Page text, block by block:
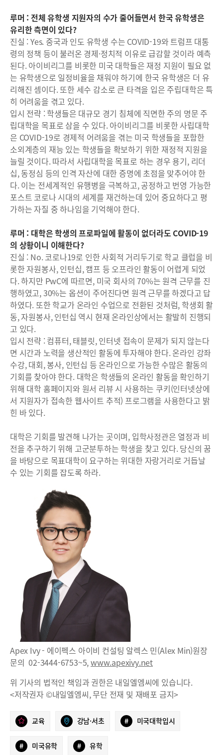
루머 : 전체 유학생 지원자의 수가 줄어들면서 한국 유학생은
유리한 측면이 있다?
진실 : Yes. 중국과 인도 유학생 수는 COVID-19와 트럼프 대통
령의 정책 등이 불러온 경제·정치적 이유로 급감할 것이라 예측
된다. 아이비리그를 비롯한 미국 대학들은 재정 지원이 필요 없
는 유학생으로 일정비율을 채워야 하기에 한국 유학생은 더 유
리해진 셈이다. 또한 세수 감소로 큰 타격을 입은 주립대학은 특
히 어려움을 겪고 있다.
입시 전략 : 학생들은 대규모 경기 침체에 직면한 주의 명문 주
립대학을 목표로 삼을 수 있다. 아이비리그를 비롯한 사립대학
은 COVID-19로 경제적 어려움을 겪는 미국 학생들을 포함한
소외계층의 재능 있는 학생들을 확보하기 위한 재정적 지원을
늘릴 것이다. 따라서 사립대학을 목표로 하는 경우 용기, 리더
십, 동정심 등의 인격 자산에 대한 증명에 초점을 맞추어야 한
다. 이는 전세계적인 유행병을 극복하고, 공정하고 번영 가능한
포스트 코로나 시대의 세계를 재건하는데 있어 중요하다고 평
가하는 자질 중 하나임을 기억해야 한다.
루머 : 대학은 학생의 프로파일에 활동이 없더라도 COVID-19
의 상황이니 이해한다?
진실 : No. 코로나19로 인한 사회적 거리두기로 학교 클럽을 비
롯한 자원봉사, 인턴십, 캠프 등 오프라인 활동이 어렵게 되었
다. 하지만 PwC에 따르면, 미국 회사의 70%는 원격 근무를 진
행하였고, 30%는 옵션이 주어진다면 원격 근무를 하겠다고 답
하였다. 또한 학교가 온라인 수업으로 전환된 것처럼, 학생회 활
동, 자원봉사, 인턴십 역시 현재 온라인상에서는 활발히 진행되
고 있다.
입시 전략 : 컴퓨터, 태블릿, 인터넷 접속이 문제가 되지 않는다
면 시간과 노력을 생산적인 활동에 투자해야 한다. 온라인 강좌
수강, 대회, 봉사, 인턴십 등 온라인으로 가능한 수많은 활동의
기회를 찾아야 한다. 대학은 학생들의 온라인 활동을 확인하기
위해 대학 홈페이지와 원서 리뷰 시 사용하는 쿠키(인터넷상에
서 지원자가 접속한 웹사이트 추적) 프로그램을 사용한다고 밝
힌 바 있다.
대학은 기회를 발견해 나가는 곳이며, 입학사정관은 열정과 비
전을 추구하기 위해 고군분투하는 학생을 찾고 있다. 당신의 꿈
을 바탕으로 목표대학이 요구하는 위대한 자랑거리로 거듭날
수 있는 기회를 잡도록 하라.
Apex Ivy - 에이펙스 아이비 컨설팅 알렉스 민(Alex Min)원장
문의 02-3444-6753~5,www.apexivy.net
위 기사의 법적인 책임과 권한은 내일엘엠씨에 있습니다.
<저작권자 ©내일엘엠씨, 무단 전재 및 재배포 금지>
교육 강남·서초 # 미국대학입시
# 미국유학 # 유학